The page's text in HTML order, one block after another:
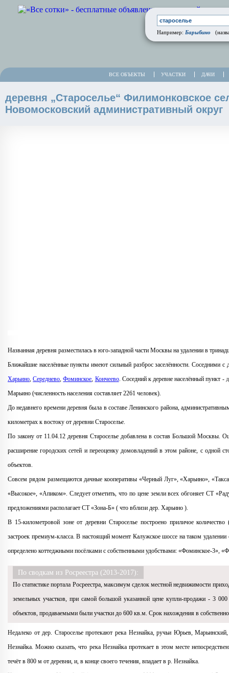
ВСЕ ОБЪЕКТЫ УЧАСТКИ ДАЧИ
Например: Барыбино
деревня „Староселье“ Филимонковское
Новомосковский административный округ
Названная деревня разместилась в юго-западной части Москвы на удалении в
Ближайшие населённые пункты имеют сильный разброс заселённости. Соседними с
Харьино,Середнево,Фоминское, Кончеево. Соседний к деревне населённый пункт -
Марьино (численность населения составляет 2261 человек).
До недавнего времени деревня была в составе Ленинского района,
километрах к востоку от деревни Староселье.
По закону от 11.04.12 деревня Староселье добавлена в состав Большой Москвы.
расширение городских сетей и переоценку домовладений в этом районе, с одной
объектов.
Совсем рядом размещаются дачные кооперативы «Черный Луг», «Харьино»,
«Высокое», «Апиком». Следует отметить, что по цене земли всех обгоняет СТ
предложениями располагает СТ «Зона-Б» ( что вблизи дер. Харьино ).
В 15-километровой зоне от деревни Староселье построено приличое
застроек премиум-класса. В настоящий момент Калужское шоссе на таком
определено коттеджными посёлками с собственными удобствами: «Фоминское-3»,
По сводкам из Росреестра (2013-2017):
По статистике портала Росреестра, максимум сделок местной недвижимости
земельных участков, при самой большой указанной цене купли-продажи - 3
объектов, продаваемыми были участки до 600 кв.м. Срок нахождения в
Недалеко от дер. Староселье протекают река Незнайка, ручьи Юрьев,
Незнайка. Можно сказать, что река Незнайка протекает в этом месте
течёт в 800 м от деревни, и, в конце своего течения, впадает в р. Незнайка.